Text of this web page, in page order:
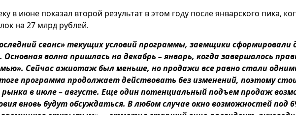
в июне показал второй результат в этом году после январского пика,
на 27 млрд рублей.
сеанс» текущих условий программы, заемщики сформировали
Основная волна пришлась на декабрь – январь, когда завершалось
Сейчас ажиотаж был меньше, но продажи все равно стали
программа продолжает действовать без изменений, поэтому
в июле – августе. Еще один потенциальный подъем продаж
вновь будут обсуждаться. В любом случае окно возможностей под